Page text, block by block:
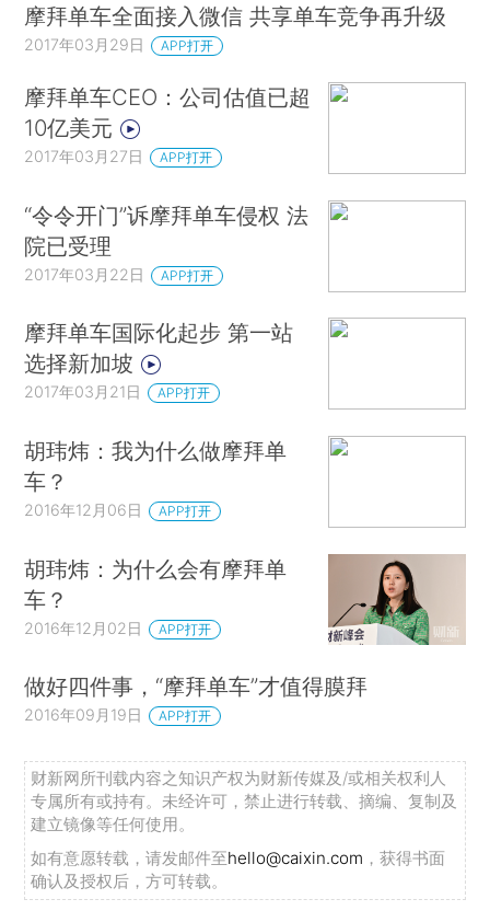
摩拜单车全面接入微信 共享单车竞争再升级
2017年03月29日 APP打开
摩拜单车CEO：公司估值已超
10亿美元
2017年03月27日 APP打开
“令令开门”诉摩拜单车侵权 法
院已受理
2017年03月22日 APP打开
摩拜单车国际化起步 第一站
选择新加坡
2017年03月21日 APP打开
胡玮炜：我为什么做摩拜单
车？
2016年12月06日 APP打开
胡玮炜：为什么会有摩拜单
车？
2016年12月02日 APP打开
做好四件事，“摩拜单车”才值得膜拜
2016年09月19日 APP打开
财新网所刊载内容之知识产权为财新传媒及/或相关权利人
专属所有或持有。未经许可，禁止进行转载、摘编、复制及
建立镜像等任何使用。
如有意愿转载，请发邮件至hello@caixin.com ，获得书面
确认及授权后，方可转载。